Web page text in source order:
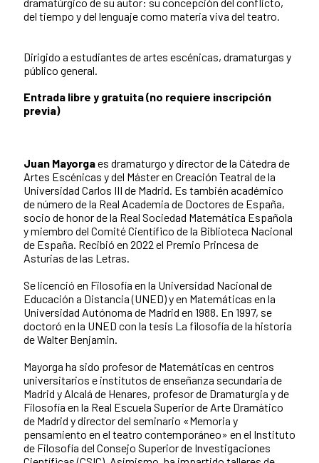
del tiempo y del lenguaje como materia viva del teatro.
Dirigido a estudiantes de artes escénicas, dramaturgas y
público general.
Entrada libre y gratuita (no requiere inscripción
previa)
Juan Mayorgaes dramaturgo y director de la Cátedra de
Artes Escénicas y del Máster en Creación Teatral de la
Universidad Carlos III de Madrid. Es también académico
de número de la Real Academia de Doctores de España,
socio de honor de la Real Sociedad Matemática Española
y miembro del Comité Científico de la Biblioteca Nacional
de España. Recibió en 2022 el Premio Princesa de
Asturias de las Letras.
Se licenció en Filosofía en la Universidad Nacional de
Educación a Distancia (UNED) y en Matemáticas en la
Universidad Autónoma de Madrid en 1988. En 1997, se
doctoró en la UNED con la tesis La filosofía de la historia
de Walter Benjamin.
Mayorga ha sido profesor de Matemáticas en centros
universitarios e institutos de enseñanza secundaria de
Madrid y Alcalá de Henares, profesor de Dramaturgia y de
Filosofía en la Real Escuela Superior de Arte Dramático
de Madrid y director del seminario «Memoria y
pensamiento en el teatro contemporáneo» en el Instituto
de Filosofía del Consejo Superior de Investigaciones